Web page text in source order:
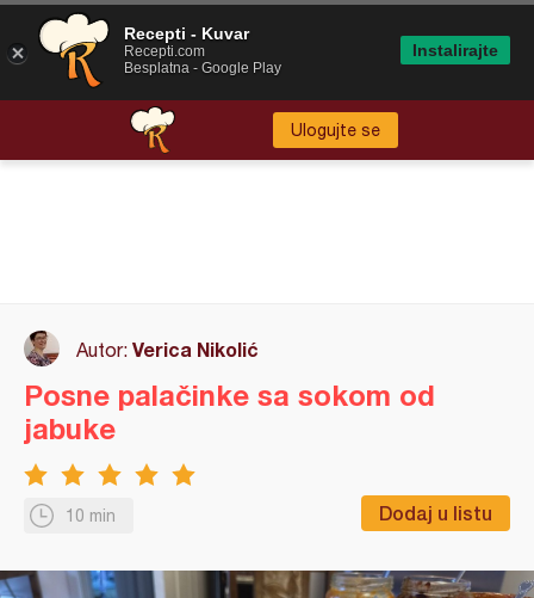
Ulogujte se
Autor: Verica Nikolić
10 min Dodaj u listu
Posne palačinke sa sokom od
jabuke
Recepti - Kuvar
Recepti.com
Besplatna - Google Play
Instalirajte